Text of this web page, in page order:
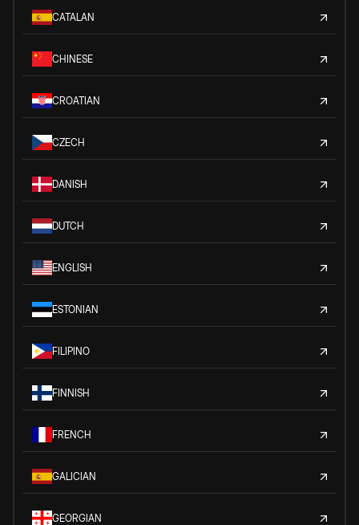
CATALAN
CHINESE
CROATIAN
CZECH
DANISH
DUTCH
ENGLISH
ESTONIAN
FILIPINO
FINNISH
FRENCH
GALICIAN
GEORGIAN